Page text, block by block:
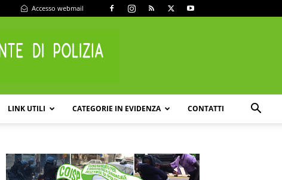
Accesso webmail
LINK UTILI CATEGORIE IN EVIDENZA CONTATTI